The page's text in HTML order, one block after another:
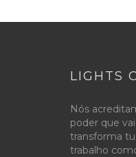
LIGHTS
Nós
poder que
transforma
trabalho